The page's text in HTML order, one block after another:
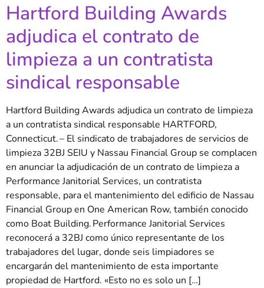
Hartford Building Awards
adjudica el contrato de
limpieza a un contratista
sindical responsable
Hartford Building Awards adjudica un contrato de limpieza
a un contratista sindical responsable HARTFORD,
Connecticut. – El sindicato de trabajadores de servicios de
limpieza 32BJ SEIU y Nassau Financial Group se complacen
en anunciar la adjudicación de un contrato de limpieza a
Performance Janitorial Services, un contratista
responsable, para el mantenimiento del edificio de Nassau
Financial Group en One American Row, también conocido
como Boat Building. Performance Janitorial Services
reconocerá a 32BJ como único representante de los
trabajadores del lugar, donde seis limpiadores se
encargarán del mantenimiento de esta importante
propiedad de Hartford. «Esto no es solo un […]